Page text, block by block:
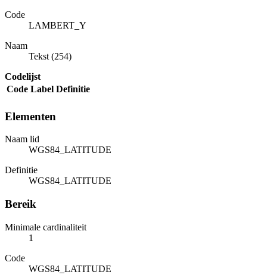
Code
LAMBERT_Y
Naam
Tekst (254)
Codelijst
Code Label Definitie
Elementen
Naam lid
WGS84_LATITUDE
Definitie
WGS84_LATITUDE
Bereik
Minimale cardinaliteit
1
Code
WGS84_LATITUDE